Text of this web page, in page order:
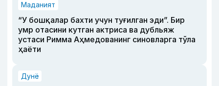
Маданият
“У бошқалар бахти учун туғилган эди”. Бир
умр отасини кутган актриса ва дубльяж
устаси Римма Аҳмедованинг синовларга тўла
ҳаёти
Дунё